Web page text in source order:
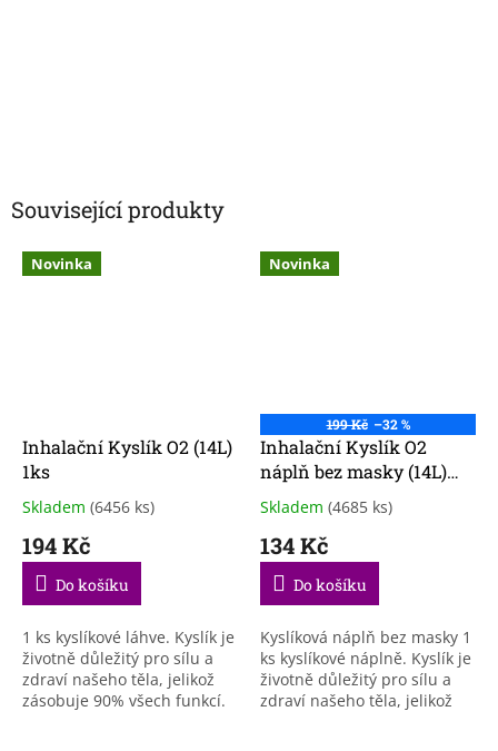
Související produkty
Novinka
Inhalační Kyslík O2 (14L)
1ks
Průměrné
produktu
3,9
5
hvězdiček.
Skladem (6456 ks)
194 Kč
Do košíku
1 ks kyslíkové láhve. Kyslík je
životně důležitý pro sílu a
zdraví našeho těla, jelikož
zásobuje 90% všech funkcí.
Novinka
199 Kč –32 %
Inhalační Kyslík O2
náplň bez masky (14L)
1ks
Průměrné
produktu
3,9
5
hvězdiček.
Skladem (4685 ks)
134 Kč
Do košíku
Kyslíková náplň bez masky 1
ks kyslíkové náplně. Kyslík je
životně důležitý pro sílu a
zdraví našeho těla, jelikož